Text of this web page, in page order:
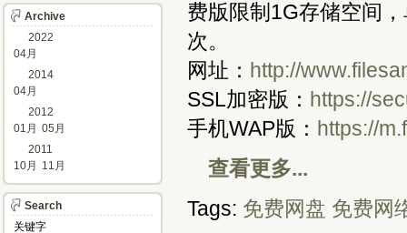
费版限制1G存储空间
次。
网址： http://
SSL加密版： https://
手机WAP版： https://
查看更多...
Tags: 免费网盘 免费网
Archive
2022
04月
2014
04月
2012
01月 05月
2011
10月
11月
Search
关键字